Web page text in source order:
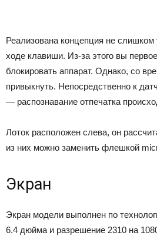
Реализована концепция не
ходе клавиши. Из-за этого вы
блокировать аппарат. Однако, со
привыкнуть. Непосредственно к
— распознавание отпечатка
Лоток расположен слева, он
из них можно заменить флешкой
Экран
Экран модели выполнен по
6.4 дюйма и разрешение 2310 на